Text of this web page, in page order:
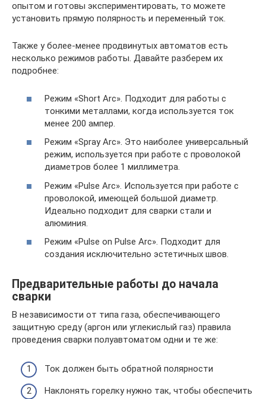
опытом и готовы экспериментировать, то можете
установить прямую полярность и переменный ток.
Также у более-менее продвинутых автоматов есть
несколько режимов работы. Давайте разберем их
подробнее:
Режим «Short Arc». Подходит для работы с
тонкими металлами, когда используется ток
менее 200 ампер.
Режим «Spray Arc». Это наиболее универсальный
режим, используется при работе с проволокой
диаметров более 1 миллиметра.
Режим «Pulse Arc». Используется при работе с
проволокой, имеющей большой диаметр.
Идеально подходит для сварки стали и
алюминия.
Режим «Pulse on Pulse Arc». Подходит для
создания исключительно эстетичных швов.
Предварительные работы до начала
сварки
В независимости от типа газа, обеспечивающего
защитную среду (аргон или углекислый газ) правила
проведения сварки полуавтоматом одни и те же:
Ток должен быть обратной полярности
Наклонять горелку нужно так, чтобы обеспечить